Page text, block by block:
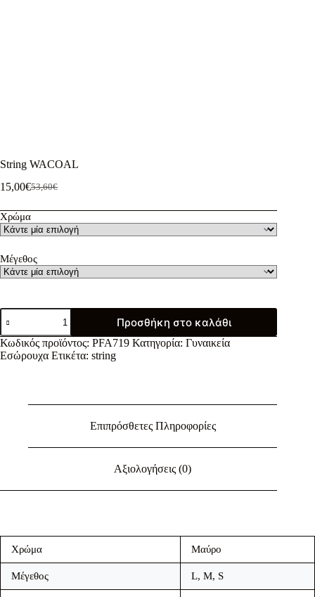
String WACOAL
53,60€
Original
was:
53,60€.
15,00€Η
τιμή
είναι:
Χρώμα
Μέγεθος
String
WACOAL
ποσότητα
Προσθήκη στο καλάθι
Κωδικός προϊόντος: PFA719 Κατηγορία: Γυναικεία
Εσώρουχα Ετικέτα: string
Επιπρόσθετες Πληροφορίες
Αξιολογήσεις (0)
Χρώμα Μαύρο
Μέγεθος L, M, S